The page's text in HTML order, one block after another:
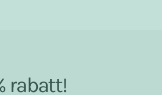
rabatt!